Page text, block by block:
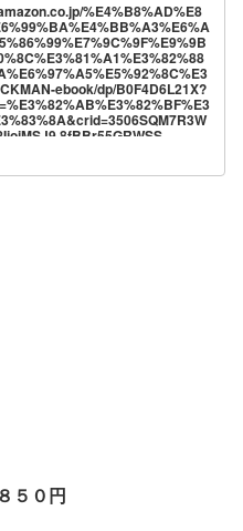
%E4%B8%AD%E8
ebook/dp/B0F4D6L21X?
５０円